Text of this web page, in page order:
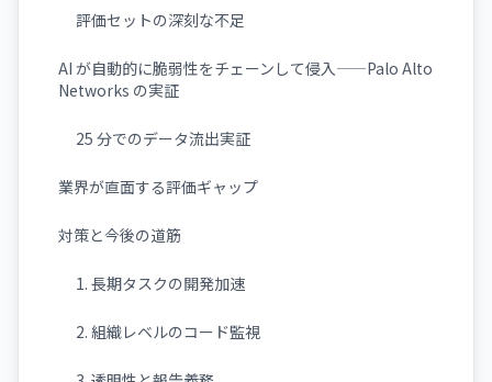
評価セットの深刻な不足
AI が自動的に脆弱性をチェーンして侵入——Palo Alto
Networks の実証
25 分でのデータ流出実証
業界が直面する評価ギャップ
対策と今後の道筋
1. 長期タスクの開発加速
2. 組織レベルのコード監視